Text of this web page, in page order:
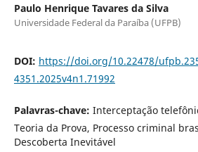
Paulo Henrique Tavares da Silva
Universidade Federal da Paraíba (UFPB)
DOI: https://doi.org/10.22478/
4351.2025v4n1.71992
Palavras-chave: Interceptação
Teoria da Prova, Processo criminal
Descoberta Inevitável